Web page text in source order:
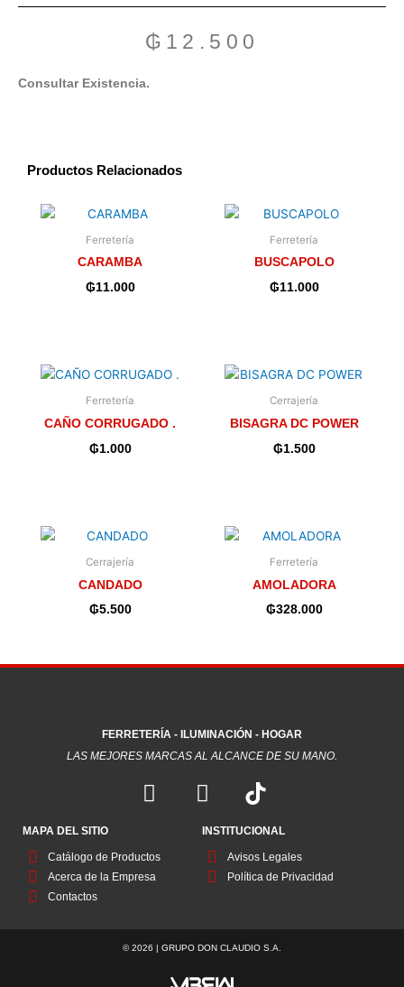
₲ 12.500
Consultar Existencia.
Productos Relacionados
Ferretería
CARAMBA
₲11.000
Ferretería
BUSCAPOLO
₲11.000
Ferretería
CAÑO CORRUGADO .
₲1.000
Cerrajería
BISAGRA DC POWER
₲1.500
Cerrajería
CANDADO
₲5.500
Ferretería
AMOLADORA
₲328.000
FERRETERÍA - ILUMINACIÓN - HOGAR
LAS MEJORES MARCAS AL ALCANCE DE SU MANO.
F
a
e
b
k
I
n
s
t
a
a
MAPA DEL SITIO
Catálogo de Productos
Acerca de la Empresa
Contactos
INSTITUCIONAL
Avisos Legales
Política de Privacidad
© 2026 | GRUPO DON CLAUDIO S.A.